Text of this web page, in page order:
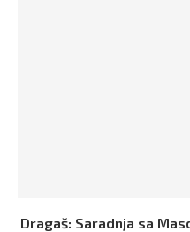
Dragaš: Saradnja sa